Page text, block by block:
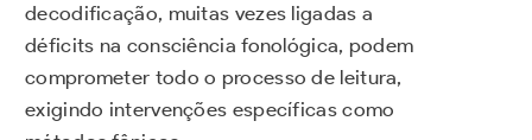
decodificação, muitas vezes ligadas a
déficits na consciência fonológica, podem
comprometer todo o processo de leitura,
exigindo intervenções específicas como